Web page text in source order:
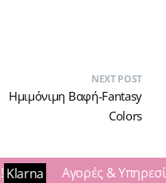
NEXT POST
Ημιμόνιμη Βαφή-Fantasy
Colors
Klarna Αγορές &